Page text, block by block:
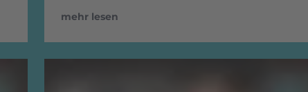
mehr lesen